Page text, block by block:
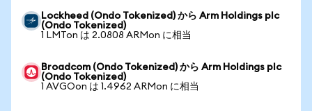
Lockheed (Ondo Tokenized) から Arm Holdings plc
(Ondo Tokenized)
1 LMTon は 2.0808 ARMon に相当
Broadcom (Ondo Tokenized) から Arm Holdings plc
(Ondo Tokenized)
1 AVGOon は 1.4962 ARMon に相当